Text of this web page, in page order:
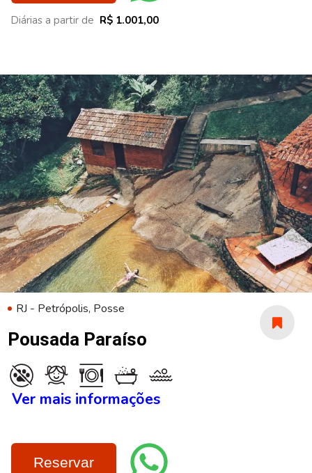
Diárias a partir de R$ 1.001,00
RJ - Petrópolis, Posse
Pousada Paraíso
Ver mais informações
Reservar